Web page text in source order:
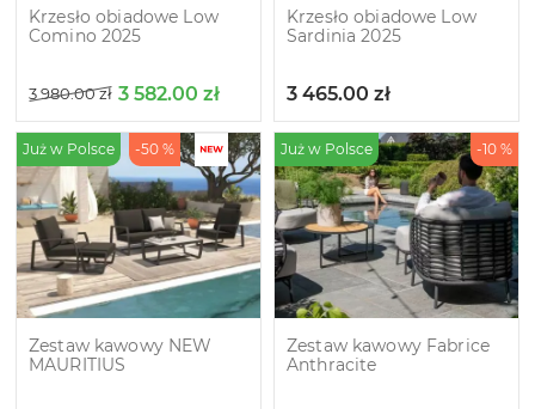
Krzesło obiadowe Low
Comino 2025
3 980.00zł 3 582.00 zł
Krzesło obiadowe Low
Sardinia 2025
3 465.00 zł
Już w Polsce -50 %
Zestaw kawowy NEW
MAURITIUS
Już w Polsce -10 %
Zestaw kawowy Fabrice
Anthracite